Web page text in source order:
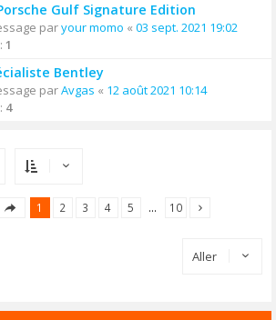
Gulf Signature Edition
paryour momo « 03 sept. 2021 19:02
1
Bentley
parAvgas « 12 août 2021 10:14
4
1 2 3 4 5 … 10
Aller